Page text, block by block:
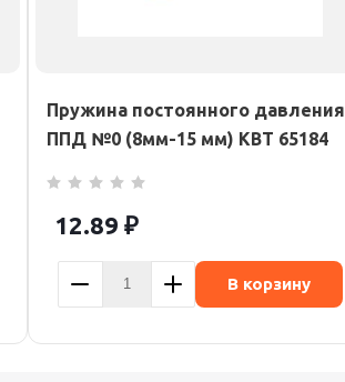
Пружина постоянного давления
ППД №0 (8мм-15 мм) КВТ 65184
12.89 ₽
В корзину